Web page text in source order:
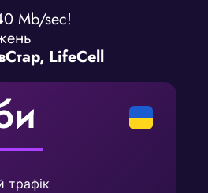
Mb/sec!
LifeCell
трафік